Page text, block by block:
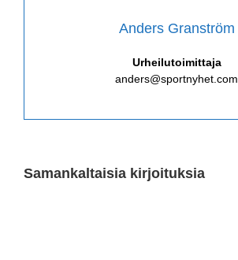
Anders Granström
Urheilutoimittaja
anders@sportnyhet.com
Samankaltaisia kirjoituksia